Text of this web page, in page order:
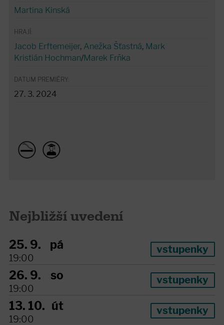
Martina Kinská
HRAJÍ:
Jacob Erftemeijer, Anežka Šťastná, Mark
Kristián Hochman/Marek Frňka
DATUM PREMIÉRY:
27. 3. 2024
Nejbližší uvedení
25. 9.
19:00
pá vstupenky
26. 9.
19:00
so vstupenky
13. 10.
19:00
út vstupenky